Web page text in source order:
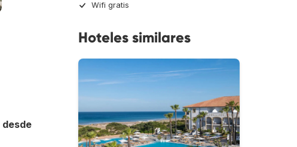
desde
Wifi gratis
Hoteles similares